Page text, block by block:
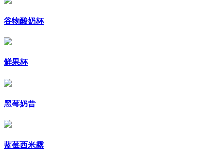
谷物酸奶杯
鲜果杯
黑莓奶昔
蓝莓西米露